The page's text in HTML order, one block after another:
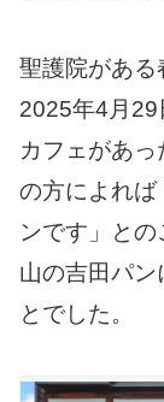
聖護院がある
2025年4月29
カフェがあ
の方によれ
ンです」と
山の吉田パン
とでした。